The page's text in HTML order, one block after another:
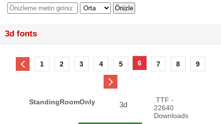
3d fonts
1 2 3 4 5 6 7 8 9
StandingRoomOnly 3d
.TTF -
22640
Downloads